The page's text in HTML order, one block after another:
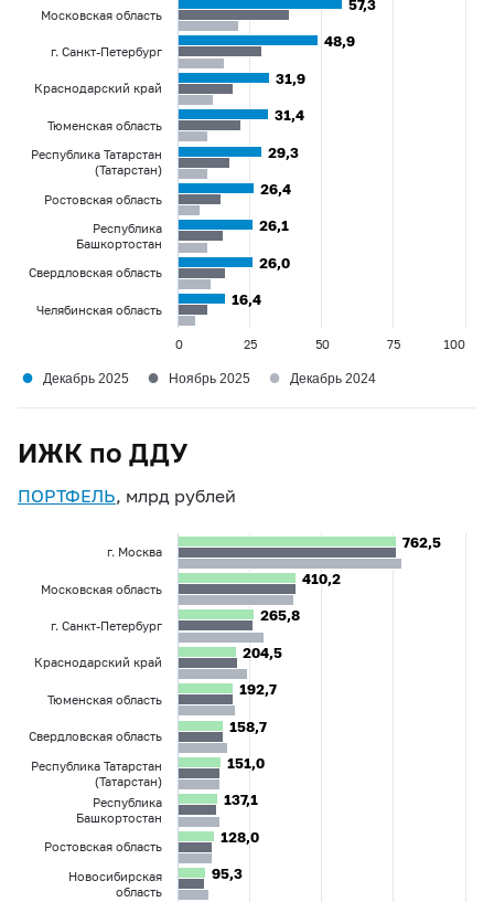
57,3
57,3
48,9
48,9
31,9
31,9
31,4
31,4
29,3
29,3
26,4
26,4
26,1
26,1
26,0
26,0
16,4
16,4
Московская область
г. Санкт-Петербург
Краснодарский край
Тюменская область
Республика Татарстан
(Татарстан)
Ростовская область
Республика
Башкортостан
Свердловская область
Челябинская область
0 25 50 75 100
● Декабрь 2025 ● Ноябрь 2025 ● Декабрь 2024
ИЖК по ДДУ
ПОРТФЕЛЬ, млрд рублей
762,5
762,5
410,2
410,2
265,8
265,8
204,5
204,5
192,7
192,7
158,7
158,7
151,0
151,0
137,1
137,1
128,0
128,0
95,3
95,3
г. Москва
Московская область
г. Санкт-Петербург
Краснодарский край
Тюменская область
Свердловская область
Республика Татарстан
(Татарстан)
Республика
Башкортостан
Ростовская область
Новосибирская
область